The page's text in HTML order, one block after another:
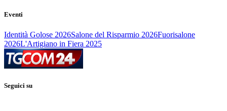
Eventi
Identità Golose 2026Salone del Risparmio 2026Fuorisalone
2026L'Artigiano in Fiera 2025
Seguici su